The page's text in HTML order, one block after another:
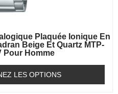
Plaquée Ionique En
Beige Et Quartz MTP-
Pour Homme
LES OPTIONS